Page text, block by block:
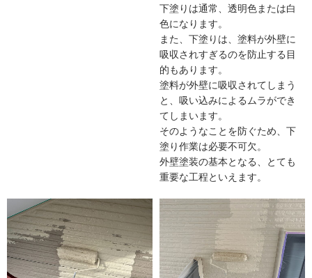
下塗りは通常、透明色または白
色になります。
また、下塗りは、塗料が外壁に
吸収されすぎるのを防止する目
的もあります。
塗料が外壁に吸収されてしまう
と、吸い込みによるムラができ
てしまいます。
そのようなことを防ぐため、下
塗り作業は必要不可欠。
外壁塗装の基本となる、とても
重要な工程といえます。